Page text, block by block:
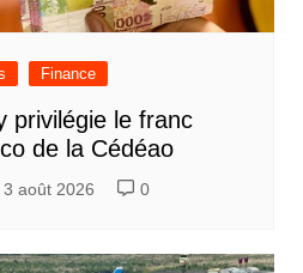
Finance
privilégie le franc
de la Cédéao
3 août 2026 0